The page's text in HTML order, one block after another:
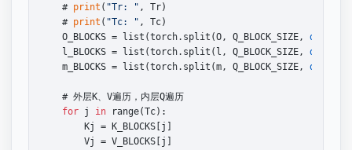
    #
print ( "Tr: " , Tr)
    #
print ( "Tc: " , Tc)
    O_BLOCKS = list(torch.split(O, Q_BLOCK_SIZE,
dim
    l_BLOCKS = list(torch.split(l, Q_BLOCK_SIZE,
dim
    m_BLOCKS = list(torch.split(m, Q_BLOCK_SIZE,
dim
    # 外层K、V遍历，内层Q遍历
for j in range(Tc):
        Kj = K_BLOCKS[j]
        Vj = V_BLOCKS[j]